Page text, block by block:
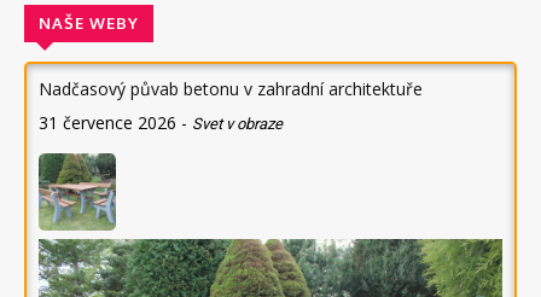
NAŠE WEBY
Nadčasový půvab betonu v zahradní architektuře
31 července 2026 - Svet v obraze